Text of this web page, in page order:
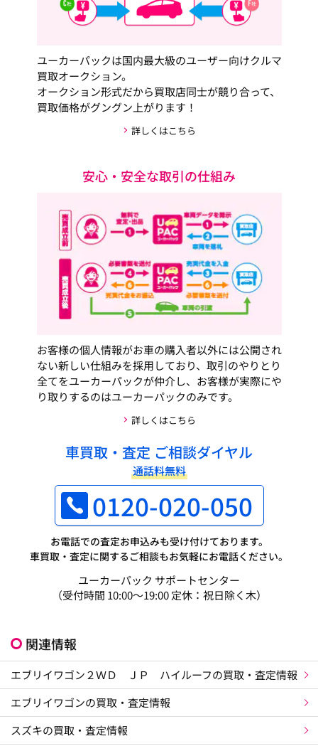
ユーカーパックは国内最大級のユーザー向けクルマ
買取オークション。
オークション形式だから買取店同士が競り合って、
買取価格がグングン上がります！
詳しくはこちら
安心・安全な取引の仕組み
お客様の個人情報がお車の購入者以外には公開され
ない新しい仕組みを採用しており、取引のやりとり
全てをユーカーパックが仲介し、お客様が実際にや
り取りするのはユーカーパックのみです。
詳しくはこちら
車買取・査定 ご相談ダイヤル
通話料無料
0120-020-050
お電話での査定お申込みも受け付けております。
車買取・査定に関するご相談もお気軽にお電話ください。
ユーカーパック サポートセンター
（受付時間 10:00～19:00 定休：祝日除く木）
関連情報
エブリイワゴン２ＷＤ ＪＰ ハイルーフの買取・査定情報
エブリイワゴンの買取・査定情報
スズキの買取・査定情報